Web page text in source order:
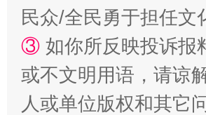
民众/全民勇于担任
③ 如你所反映投诉报
或不文明用语，请谅
人或单位版权和其它